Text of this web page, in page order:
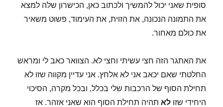
סופית שאני יכול להמשיך ולכתוב כאן, הכישרון שלה למצא
את התמונה הנכונה, את הזוית, את העימוד, פשוט משאיר
את כולם מאחור.
את האתגר הזה חצי עשיתי וחצי לא. הצוואר כאב לי ומראש
החלטתי שאם יכאב אני לא אלחץ. אני עדיין מקווה שזו לא
תחילת הסוף של הרכבות שלי בכלל, ובכל מקרה, הסיכוי
היחידי שזולא תהיה תחילת הסוף הוא שאני אזהר. אז